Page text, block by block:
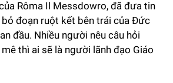
Rôma Il Messdowro, đã đưa tin
đoạn ruột kết bên trái của Đức
đầu. Nhiều người nêu câu hỏi
thì ai sẽ là người lãnh đạo Giáo